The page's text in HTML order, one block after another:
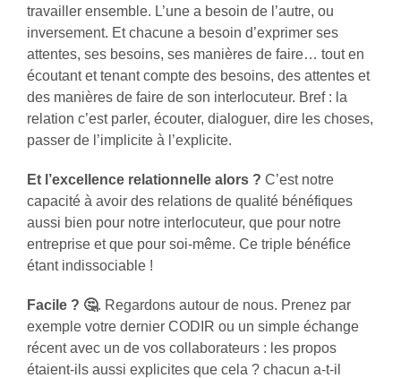
travailler ensemble. L’une a besoin de l’autre, ou
inversement. Et chacune a besoin d’exprimer ses
attentes, ses besoins, ses manières de faire… tout en
écoutant et tenant compte des besoins, des attentes et
des manières de faire de son interlocuteur. Bref : la
relation c’est parler, écouter, dialoguer, dire les choses,
passer de l’implicite à l’explicite.
Et l’excellence relationnelle alors ? C’est notre
capacité à avoir des relations de qualité bénéfiques
aussi bien pour notre interlocuteur, que pour notre
entreprise et que pour soi-même. Ce triple bénéfice
étant indissociable !
Facile ? 🤔. Regardons autour de nous. Prenez par
exemple votre dernier CODIR ou un simple échange
récent avec un de vos collaborateurs : les propos
étaient-ils aussi explicites que cela ? chacun a-t-il